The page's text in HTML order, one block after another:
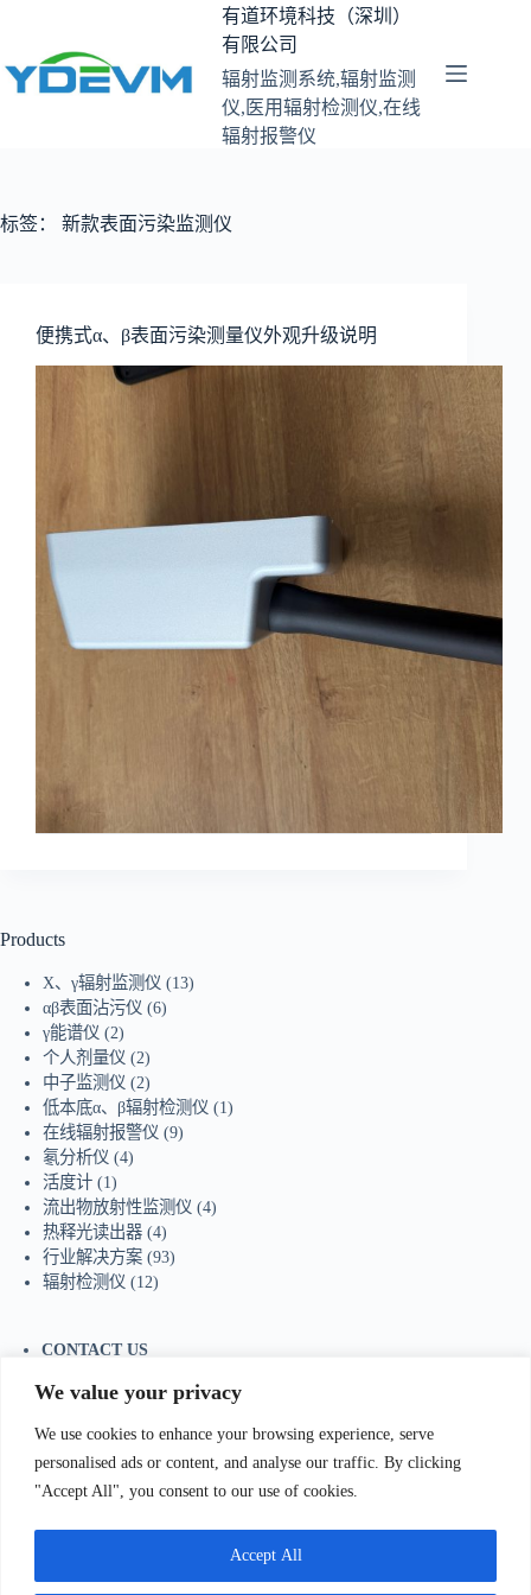
We value your privacy
We use cookies to enhance your browsing experience, serve
personalised ads or content, and analyse our traffic. By clicking
"Accept All", you consent to our use of cookies.
Accept All
内
容
有道环境科技（深圳）
有限公司
辐射监测系统,辐射监测
仪,医用辐射检测仪,在线
辐射报警仪
标签： 新款表面污染监测仪
便携式α、β表面污染测量仪外观升级说明
Products
X、γ辐射监测仪 (13)
αβ表面沾污仪 (6)
γ能谱仪 (2)
个人剂量仪 (2)
中子监测仪 (2)
低本底α、β辐射检测仪 (1)
在线辐射报警仪 (9)
氡分析仪 (4)
活度计 (1)
流出物放射性监测仪 (4)
热释光读出器 (4)
行业解决方案 (93)
辐射检测仪 (12)
CONTACT US
Mobile/Wechat：+86-18129873251
E-mail:sales@ydhjkj.cn
我们Contact Us:电话(Tel)：+86-0755-23736433;手机
（Wechat）;Email:sales@ydhjkj.cn;Whatsapp:+44-